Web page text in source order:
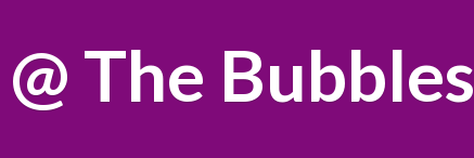
@ The Bubbles